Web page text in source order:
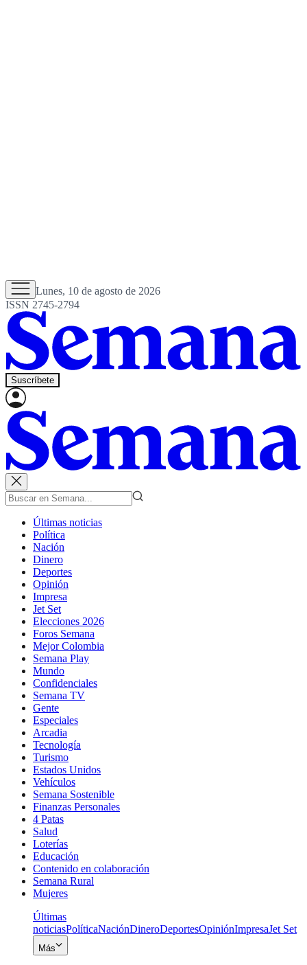
Lunes, 10 de agosto de 2026
ISSN 2745-2794
Suscríbete
Últimas noticias
Política
Nación
Dinero
Deportes
Opinión
Impresa
Jet Set
Elecciones 2026
Foros Semana
Mejor Colombia
Semana Play
Mundo
Confidenciales
Semana TV
Gente
Especiales
Arcadia
Tecnología
Turismo
Estados Unidos
Vehículos
Semana Sostenible
Finanzas Personales
4 Patas
Salud
Loterías
Educación
Contenido en colaboración
Semana Rural
Mujeres
Últimas
noticiasPolíticaNaciónDineroDeportesOpiniónImpresaJet Set
Más